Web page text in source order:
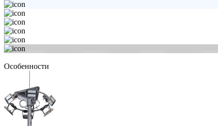
Особенности